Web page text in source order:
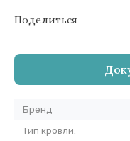
Поделиться
Бренд
Тип кровли: